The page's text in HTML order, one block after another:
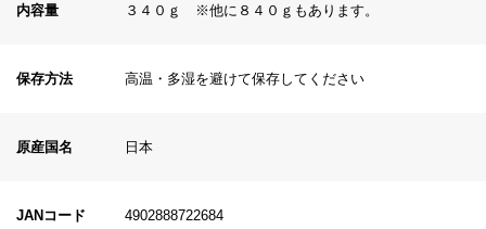
内容量 ３４０ｇ ※他に８４０ｇもあります。
保存方法 高温・多湿を避けて保存してください
原産国名 日本
JANコード 4902888722684